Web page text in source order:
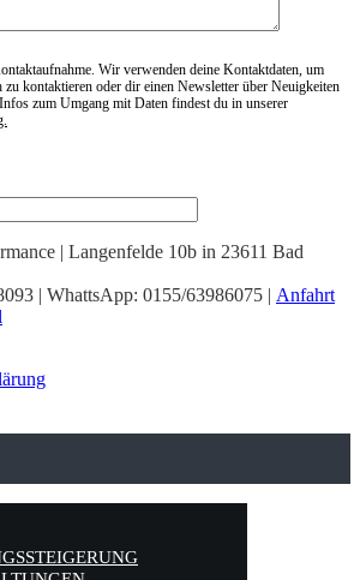
Wir verwenden deine Kontaktdaten, um
kontaktieren oder dir einen Newsletter über Neuigkeiten
zum Umgang mit Daten findest du in unserer
| Langenfelde 10b in 23611 Bad
| WhattsApp: 0155/63986075 | Anfahrt